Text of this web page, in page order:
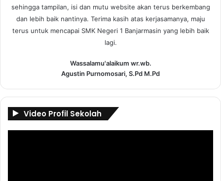
sehingga tampilan, isi dan mutu website akan terus berkembang
dan lebih baik nantinya. Terima kasih atas kerjasamanya, maju
terus untuk mencapai SMK Negeri 1 Banjarmasin yang lebih baik
lagi.
Wassalamu'alaikum wr.wb.
Agustin Purnomosari, S.Pd M.Pd
Video Profil Sekolah